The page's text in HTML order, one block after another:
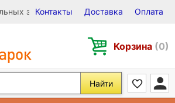
записей на Виниле, CD и DVD
Контакты Доставка Оплата
Корзина (0)
Найти